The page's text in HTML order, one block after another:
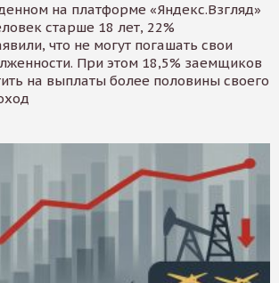
на платформе «Яндекс.Взгляд»
старше 18 лет, 22%
что не могут погашать свои
При этом 18,5% заемщиков
на выплаты более половины своего